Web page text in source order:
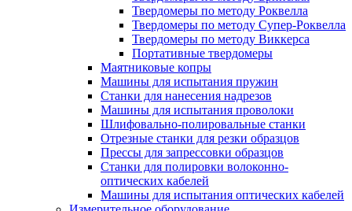
Твердомеры по методу Роквелла
Твердомеры по методу Супер-Роквелла
Твердомеры по методу Виккерса
Портативные твердомеры
Маятниковые копры
Машины для испытания пружин
Станки для нанесения надрезов
Машины для испытания проволоки
Шлифовально-полировальные станки
Отрезные станки для резки образцов
Прессы для запрессовки образцов
Станки для полировки волоконно-
оптических кабелей
Машины для испытания оптических кабелей